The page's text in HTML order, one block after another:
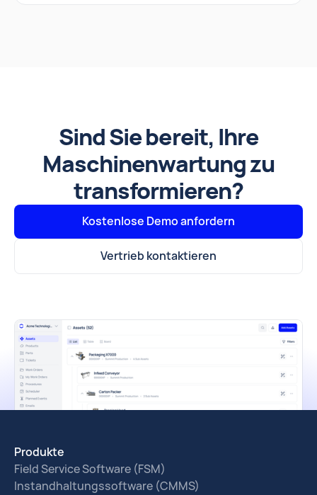
Sind Sie bereit, Ihre
Maschinenwartung zu
transformieren?
Kostenlose Demo anfordern
Vertrieb kontaktieren
Produkte
Field Service Software (FSM)
Instandhaltungssoftware (CMMS)